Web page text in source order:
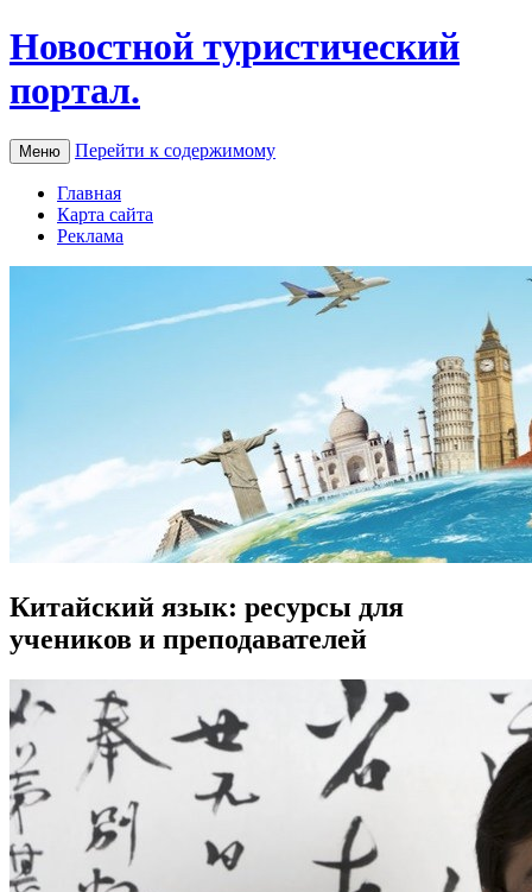
Новостной туристический
портал.
Меню Перейти к содержимому
Главная
Карта сайта
Реклама
Китайский язык: ресурсы для
учеников и преподавателей